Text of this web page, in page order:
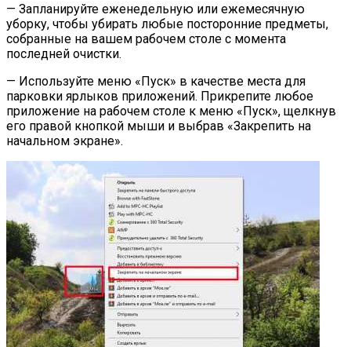
— Запланируйте еженедельную или ежемесячную
уборку, чтобы убирать любые посторонние предметы,
собранные на вашем рабочем столе с момента
последней очистки.
— Используйте меню «Пуск» в качестве места для
парковки ярлыков приложений. Прикрепите любое
приложение на рабочем столе к меню «Пуск», щелкнув
его правой кнопкой мыши и выбрав «Закрепить на
начальном экране».